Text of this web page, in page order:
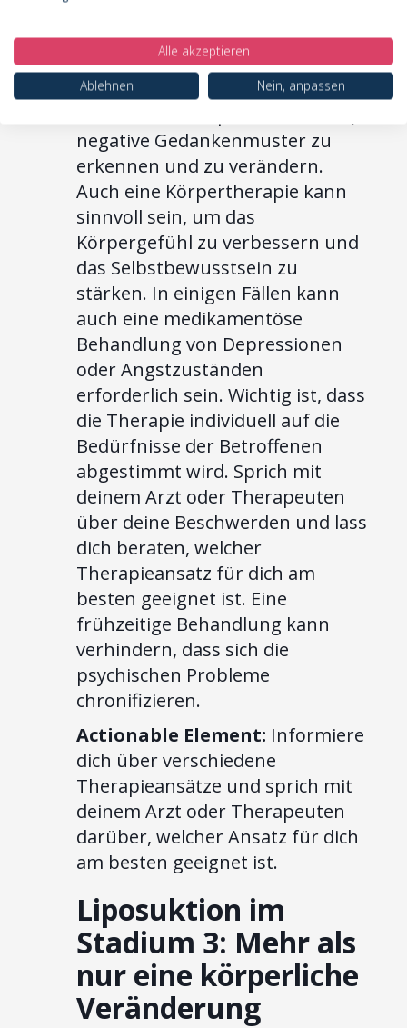
Frauen mit Lipödem im Stadium 3
helfen können, ihre psychischen
Belastungen zu bewältigen. Eine
negative Gedankenmuster zu
erkennen und zu verändern.
Auch eine Körpertherapie kann
sinnvoll sein, um das
Körpergefühl zu verbessern und
das Selbstbewusstsein zu
stärken. In einigen Fällen kann
auch eine medikamentöse
Behandlung von Depressionen
oder Angstzuständen
erforderlich sein. Wichtig ist, dass
die Therapie individuell auf die
Bedürfnisse der Betroffenen
abgestimmt wird. Sprich mit
deinem Arzt oder Therapeuten
über deine Beschwerden und lass
dich beraten, welcher
Therapieansatz für dich am
besten geeignet ist. Eine
frühzeitige Behandlung kann
verhindern, dass sich die
psychischen Probleme
chronifizieren.
Actionable Element: Informiere
dich über verschiedene
Therapieansätze und sprich mit
deinem Arzt oder Therapeuten
darüber, welcher Ansatz für dich
am besten geeignet ist.
Liposuktion im
Stadium 3: Mehr als
nur eine körperliche
Veränderung
Alle akzeptieren
Ablehnen
Nein, anpassen